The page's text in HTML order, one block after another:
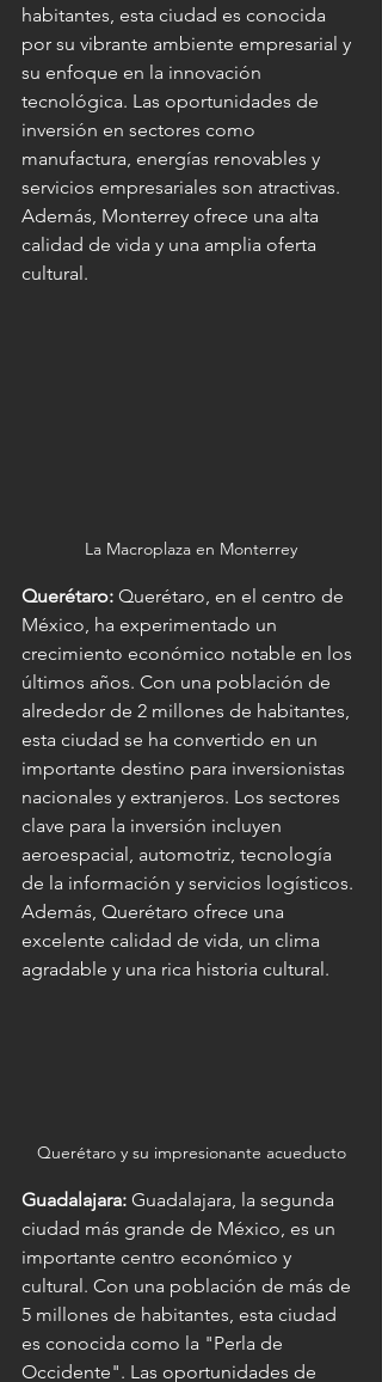
habitantes, esta ciudad es conocida
por su vibrante ambiente empresarial y
su enfoque en la innovación
tecnológica. Las oportunidades de
inversión en sectores como
manufactura, energías renovables y
servicios empresariales son atractivas.
Además, Monterrey ofrece una alta
calidad de vida y una amplia oferta
cultural.
La Macroplaza en Monterrey
Querétaro: Querétaro, en el centro de
México, ha experimentado un
crecimiento económico notable en los
últimos años. Con una población de
alrededor de 2 millones de habitantes,
esta ciudad se ha convertido en un
importante destino para inversionistas
nacionales y extranjeros. Los sectores
clave para la inversión incluyen
aeroespacial, automotriz, tecnología
de la información y servicios logísticos.
Además, Querétaro ofrece una
excelente calidad de vida, un clima
agradable y una rica historia cultural.
Querétaro y su impresionante acueducto
Guadalajara: Guadalajara, la segunda
ciudad más grande de México, es un
importante centro económico y
cultural. Con una población de más de
5 millones de habitantes, esta ciudad
es conocida como la "Perla de
Occidente". Las oportunidades de